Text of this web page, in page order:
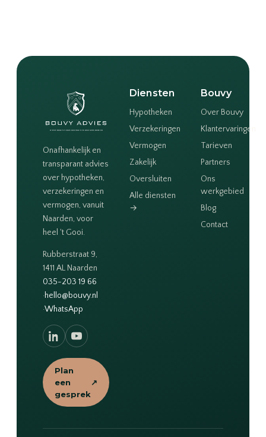
Onafhankelijk en
transparant advies
over hypotheken,
verzekeringen en
vermogen, vanuit
Naarden, voor
heel 't Gooi.
Rubberstraat 9,
1411 AL Naarden
035-203 19 66
·hello@bouvy.nl
·WhatsApp
Plan
een
gesprek
↗
Diensten
Hypotheken
Verzekeringen
Vermogen
Zakelijk
Oversluiten
Alle diensten
→
Bouvy
Over Bouvy
Klantervaringen
Tarieven
Partners
Ons
werkgebied
Blog
Contact